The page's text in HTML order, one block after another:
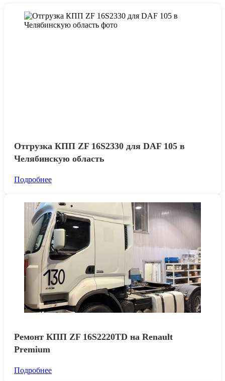
Отгрузка КПП ZF 16S2330 для DAF 105 в
Челябинскую область
Подробнее
Ремонт КПП ZF 16S2220TD на Renault
Premium
Подробнее